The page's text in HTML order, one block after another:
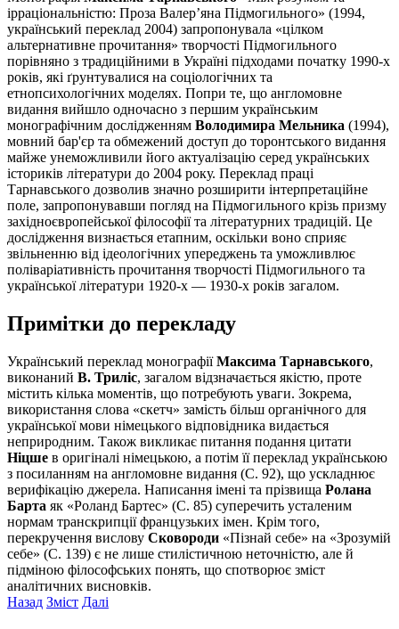
ірраціональністю: Проза Валер’яна Підмогильного» (1994,
український переклад 2004) запропонувала «цілком
альтернативне прочитання» творчості Підмогильного
порівняно з традиційними в Україні підходами початку 1990-х
років, які ґрунтувалися на соціологічних та
етнопсихологічних моделях. Попри те, що англомовне
видання вийшло одночасно з першим українським
монографічним дослідженням Володимира Мельника (1994),
мовний бар'єр та обмежений доступ до торонтського видання
майже унеможливили його актуалізацію серед українських
істориків літератури до 2004 року. Переклад праці
Тарнавського дозволив значно розширити інтерпретаційне
поле, запропонувавши погляд на Підмогильного крізь призму
західноєвропейської філософії та літературних традицій. Це
дослідження визнається етапним, оскільки воно сприяє
звільненню від ідеологічних упереджень та уможливлює
поліваріативність прочитання творчості Підмогильного та
української літератури 1920-х — 1930-х років загалом.
Примітки до перекладу
Український переклад монографіїМаксима Тарнавського,
виконаний В. Триліс, загалом відзначається якістю, проте
містить кілька моментів, що потребують уваги. Зокрема,
використання слова «скетч» замість більш органічного для
української мови німецького відповідника видається
неприродним. Також викликає питання подання цитати
Ніцше в оригіналі німецькою, а потім її переклад українською
з посиланням на англомовне видання (С. 92), що ускладнює
верифікацію джерела. Написання імені та прізвища Ролана
Барта як «Роланд Бартес» (С. 85) суперечить усталеним
нормам транскрипції французьких імен. Крім того,
перекручення вислову Сковороди «Пізнай себе» на «Зрозумій
себе» (С. 139) є не лише стилістичною неточністю, але й
підміною філософських понять, що спотворює зміст
аналітичних висновків.
Назад Зміст Далі